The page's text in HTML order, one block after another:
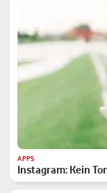
APPS
Instagram: Kein